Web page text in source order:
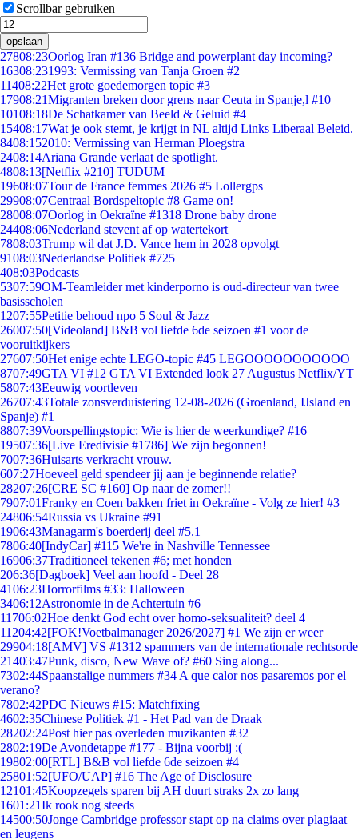
Scrollbar gebruiken
opslaan
27808:23Oorlog Iran #136 Bridge and powerplant day incoming?
16308:231993: Vermissing van Tanja Groen #2
11408:22Het grote goedemorgen topic #3
17908:21Migranten breken door grens naar Ceuta in Spanje,l #10
10108:18De Schatkamer van Beeld & Geluid #4
15408:17Wat je ook stemt, je krijgt in NL altijd Links Liberaal Beleid.
8408:152010: Vermissing van Herman Ploegstra
2408:14Ariana Grande verlaat de spotlight.
4808:13[Netflix #210] TUDUM
19608:07Tour de France femmes 2026 #5 Lollergps
29908:07Centraal Bordspeltopic #8 Game on!
28008:07Oorlog in Oekraïne #1318 Drone baby drone
24408:06Nederland stevent af op watertekort
7808:03Trump wil dat J.D. Vance hem in 2028 opvolgt
9108:03Nederlandse Politiek #725
408:03Podcasts
5307:59OM-Teamleider met kinderporno is oud-directeur van twee
basisscholen
1207:55Petitie behoud npo 5 Soul & Jazz
26007:50[Videoland] B&B vol liefde 6de seizoen #1 voor de
vooruitkijkers
27607:50Het enige echte LEGO-topic #45 LEGOOOOOOOOOOO
8707:49GTA VI #12 GTA VI Extended look 27 Augustus Netflix/YT
5807:43Eeuwig voortleven
26707:43Totale zonsverduistering 12-08-2026 (Groenland, IJsland en
Spanje) #1
8807:39Voorspellingstopic: Wie is hier de weerkundige? #16
19507:36[Live Eredivisie #1786] We zijn begonnen!
7007:36Huisarts verkracht vrouw.
607:27Hoeveel geld spendeer jij aan je beginnende relatie?
28207:26[CRE SC #160] Op naar de zomer!!
7907:01Franky en Coen bakken friet in Oekraïne - Volg ze hier! #3
24806:54Russia vs Ukraine #91
1906:43Managarm's boerderij deel #5.1
7806:40[IndyCar] #115 We're in Nashville Tennessee
16906:37Traditioneel tekenen #6; met honden
206:36[Dagboek] Veel aan hoofd - Deel 28
4106:23Horrorfilms #33: Halloween
3406:12Astronomie in de Achtertuin #6
11706:02Hoe denkt God echt over homo-seksualiteit? deel 4
11204:42[FOK!Voetbalmanager 2026/2027] #1 We zijn er weer
29904:18[AMV] VS #1312 spammers van de internationale rechtsorde
21403:47Punk, disco, New Wave of? #60 Sing along...
7302:44Spaanstalige nummers #34 A que calor nos pasaremos por el
verano?
7802:42PDC Nieuws #15: Matchfixing
4602:35Chinese Politiek #1 - Het Pad van de Draak
28202:24Post hier pas overleden muzikanten #32
2802:19De Avondetappe #177 - Bijna voorbij :(
19802:00[RTL] B&B vol liefde 6de seizoen #4
25801:52[UFO/UAP] #16 The Age of Disclosure
12101:45Koopzegels sparen bij AH duurt straks 2x zo lang
1601:21Ik rook nog steeds
14500:50Jonge Cambridge professor stapt op na claims over plagiaat
en leugens